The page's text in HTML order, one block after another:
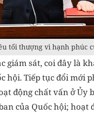
tối thượng vì hạnh phúc
giám sát, coi đây là
hội. Tiếp tục đổi mới
động chất vấn ở Ủy
của Quốc hội;